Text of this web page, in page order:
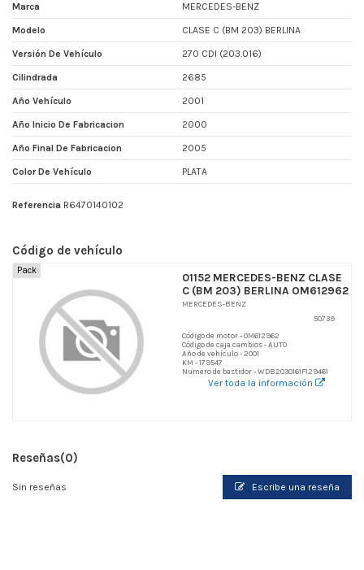
Marca MERCEDES-BENZ
Modelo CLASE C (BM 203) BERLINA
Versión De Vehículo 270 CDI (203.016)
Cilindrada 2685
Año Vehículo 2001
Año Inicio De Fabricacion 2000
Año Final De Fabricacion 2005
Color De Vehículo PLATA
Referencia R6470140102
Código de vehículo
Pack
01152 MERCEDES-BENZ CLASE
C (BM 203) BERLINA OM612962
MERCEDES-BENZ
50739
Código de motor - OM612962
Código de caja cambios - AUTO
Año de vehículo - 2001
KM - 179547
Numero de bastidor - WDB2030161F129461
Ver toda la información
Reseñas(0)
Sin reseñas Escribe una reseña